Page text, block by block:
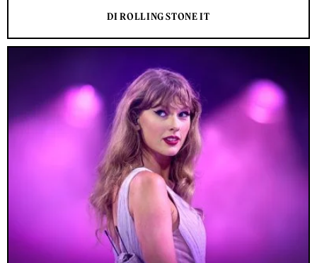
DI ROLLING STONE IT